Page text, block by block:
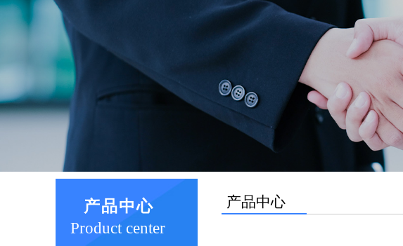
精益求精 诚
以市场为导向、顾客满意为宗旨 不断
产品中心
产品中心
Product center